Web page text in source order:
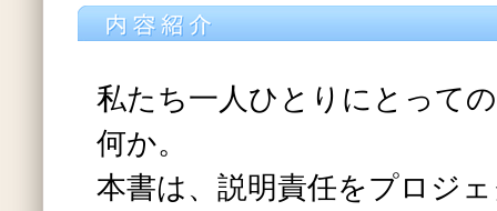
私たち一人ひとりにとって
何か。
本書は、説明責任をプロジ